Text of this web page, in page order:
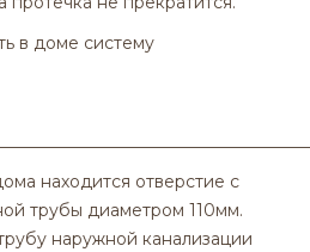
в доме систему
находится отверстие с
трубы диаметром 110мм.
наружной канализации